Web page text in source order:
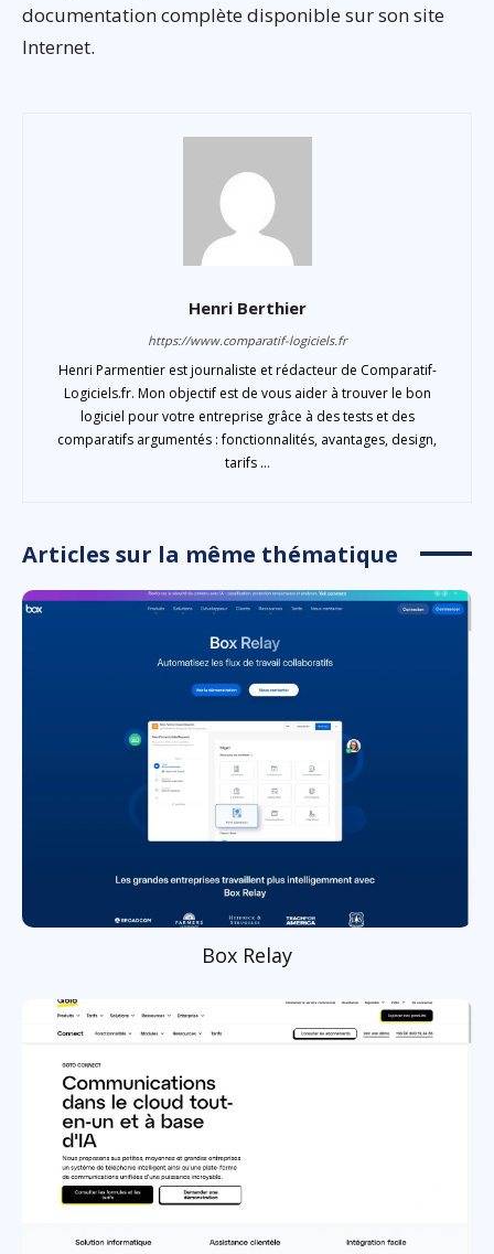
documentation complète disponible sur son site
Internet.
Henri Berthier
https://www.comparatif-logiciels.fr
Henri Parmentier est journaliste et rédacteur de Comparatif-
Logiciels.fr. Mon objectif est de vous aider à trouver le bon
logiciel pour votre entreprise grâce à des tests et des
comparatifs argumentés : fonctionnalités, avantages, design,
tarifs ...
Articles sur la même thématique
Box Relay